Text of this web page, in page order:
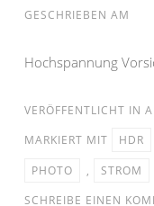
GESCHRIEBEN AM
Hochspannung
VERÖFFENTLICHT IN
MARKIERT MIT
HDR
PHOTO
, STROM
SCHREIBE EINEN